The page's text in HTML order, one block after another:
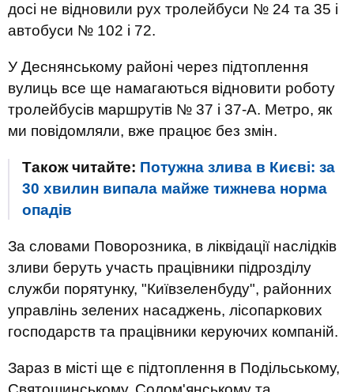
досі не відновили рух тролейбуси № 24 та 35 і
автобуси № 102 і 72.
У Деснянському районі через підтоплення
вулиць все ще намагаються відновити роботу
тролейбусів маршрутів № 37 і 37-А. Метро, ​​як
ми повідомляли, вже працює без змін.
Також читайте: Потужна злива в Києві: за
30 хвилин випала майже тижнева норма
опадів
За словами Поворозника, в ліквідації наслідків
зливи беруть участь працівники підрозділу
служби порятунку, "Київзеленбуду", районних
управлінь зелених насаджень, лісопаркових
господарств та працівники керуючих компаній.
Зараз в місті ще є підтоплення в Подільському,